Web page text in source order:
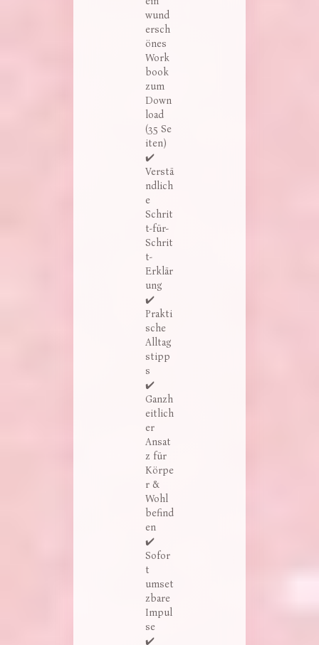
wund
ersch
önes
Work
book
zum
Down
load
(35 Se
iten)
✔️
Verstä
ndlich
e
Schrit
t-für-
Schrit
t-
Erklär
ung
✔️
Prakti
sche
Alltag
stipp
s
✔️
Ganzh
eitlich
er
Ansat
z für
Körpe
r &
Wohl
befind
en
✔️
Sofor
t
umset
zbare
Impul
se
✔️